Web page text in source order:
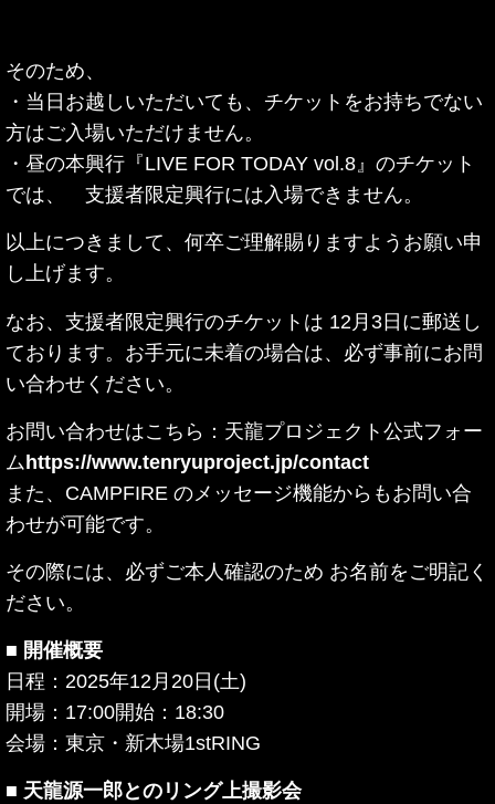
そのため、
・当日お越しいただいても、チケットをお持ちでない
方はご入場いただけません。
・昼の本興行『LIVE FOR TODAY vol.8』のチケット
では、 支援者限定興行には入場できません。
以上につきまして、何卒ご理解賜りますようお願い申
し上げます。
なお、支援者限定興行のチケットは 12月3日に郵送し
ております。お手元に未着の場合は、必ず事前にお問
い合わせください。
お問い合わせはこちら：天龍プロジェクト公式フォー
ムhttps://www.tenryuproject.jp/contact
また、CAMPFIRE のメッセージ機能からもお問い合
わせが可能です。
その際には、必ずご本人確認のため お名前をご明記く
ださい。
■ 開催概要
日程：2025年12月20日(土)
開場：17:00開始：18:30
会場：東京・新木場1stRING
■ 天龍源一郎とのリング上撮影会